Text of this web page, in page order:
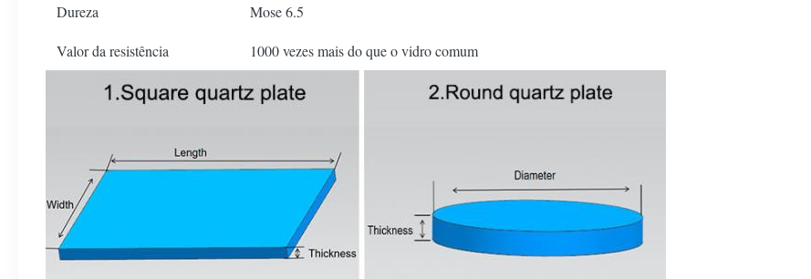
Dureza Mose 6.5
Valor da resistência 1000 vezes mais do que o vidro comum